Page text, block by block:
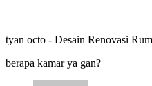
tyan octo - Desain Renovasi
berapa kamar ya gan?